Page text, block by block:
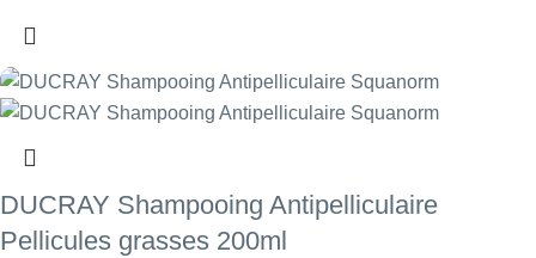
DUCRAY Shampooing Antipelliculaire
Pellicules grasses 200ml